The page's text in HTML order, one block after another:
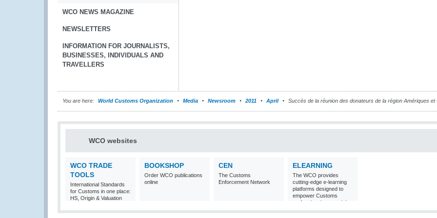
WCO NEWS MAGAZINE
NEWSLETTERS
INFORMATION FOR JOURNALISTS,
BUSINESSES, INDIVIDUALS AND
TRAVELLERS
You are here: World Customs Organization Media Newsroom 2011 April Succès de la réunion des donateurs de la région Amériques et
WCO websites
WCO TRADE
TOOLS
International Standards
for Customs in one place:
HS, Origin & Valuation
BOOKSHOP
Order WCO publications
online
CEN
The Customs
Enforcement Network
ELEARNING
The WCO provides
cutting-edge e-learning
platforms designed to
empower Customs
professionals around the
world with